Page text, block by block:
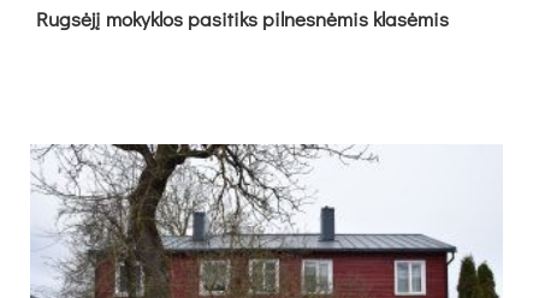
Rug­sė­jį mo­kyk­los pa­si­tiks pil­nes­nė­mis kla­sė­mis